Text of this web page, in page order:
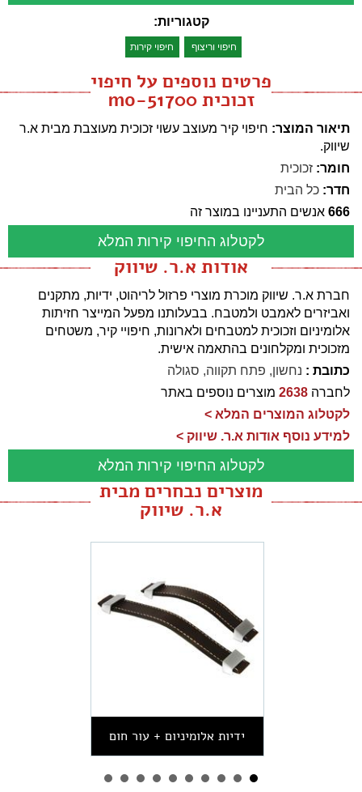
קטגוריות:
חיפוי וריצוף חיפוי קירות
פרטים נוספים על חיפוי
זכוכית mo-51700
תיאור המוצר: חיפוי קיר מעוצב עשוי זכוכית מעוצבת מבית א.ר
שיווק.
חומר: זכוכית
חדר: כל הבית
666 אנשים התעניינו במוצר זה
לקטלוג החיפוי קירות המלא
אודות א.ר. שיווק
חברת א.ר. שיווק מוכרת מוצרי פרזול לריהוט, ידיות, מתקנים
ואביזרים לאמבט ולמטבח. בבעלותנו מפעל המייצר חזיתות
אלומיניום וזכוכית למטבחים ולארונות, חיפויי קיר, משטחים
מזכוכית ומקלחונים בהתאמה אישית.
כתובת : נחשון, פתח תקווה, סגולה
לחברה 2638 מוצרים נוספים באתר
לקטלוג המוצרים המלא >
למידע נוסף אודות א.ר. שיווק >
לקטלוג החיפוי קירות המלא
מוצרים נבחרים מבית
א.ר. שיווק
ידיות אלומיניום + עור חום